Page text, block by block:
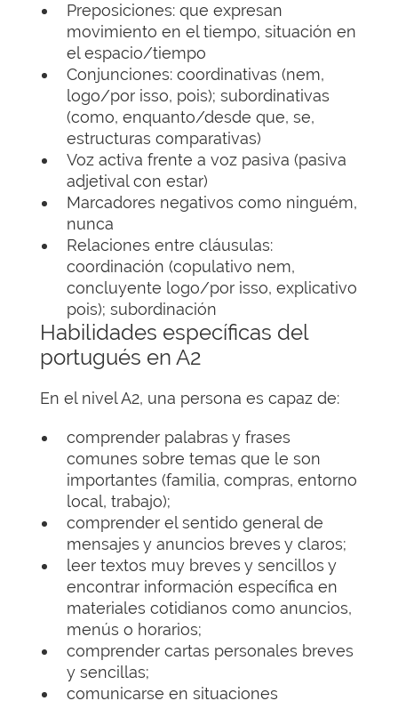
Preposiciones: que expresan
movimiento en el tiempo, situación en
el espacio/tiempo
Conjunciones: coordinativas (nem,
logo/por isso, pois); subordinativas
(como, enquanto/desde que, se,
estructuras comparativas)
Voz activa frente a voz pasiva (pasiva
adjetival con estar)
Marcadores negativos como ninguém,
nunca
Relaciones entre cláusulas:
coordinación (copulativo nem,
concluyente logo/por isso, explicativo
pois); subordinación
Habilidades específicas del
portugués en A2
En el nivel A2, una persona es capaz de:
comprender palabras y frases
comunes sobre temas que le son
importantes (familia, compras, entorno
local, trabajo);
comprender el sentido general de
mensajes y anuncios breves y claros;
leer textos muy breves y sencillos y
encontrar información específica en
materiales cotidianos como anuncios,
menús o horarios;
comprender cartas personales breves
y sencillas;
comunicarse en situaciones